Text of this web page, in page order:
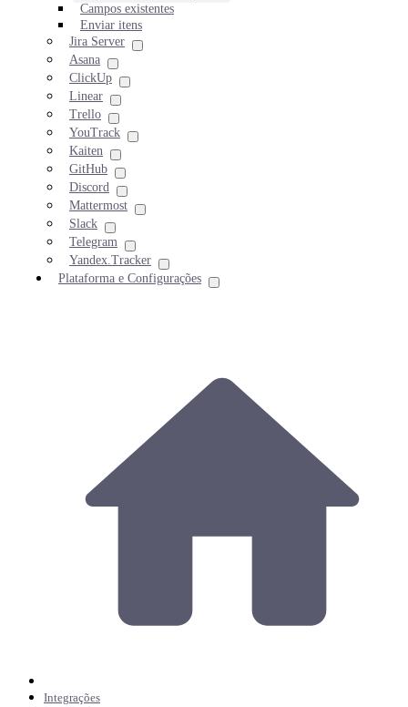
Campos existentes
Enviar itens
Jira Server
Asana
ClickUp
Linear
Trello
YouTrack
Kaiten
GitHub
Discord
Mattermost
Slack
Telegram
Yandex.Tracker
Plataforma e Configurações
Integrações